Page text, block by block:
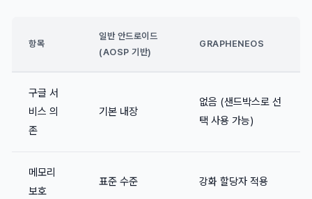
항목
일반 안드로이드
(AOSP 기반)
GRAPHENEOS
구글 서
비스 의
존
기본 내장
없음 (샌드박스로 선
택 사용 가능)
메모리
보호
표준 수준 강화 할당자 적용